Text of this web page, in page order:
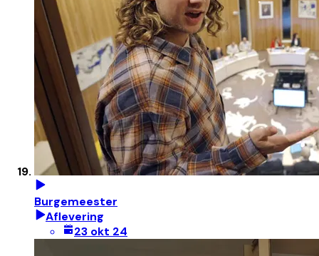
Burgemeester
Aflevering
23 okt 24